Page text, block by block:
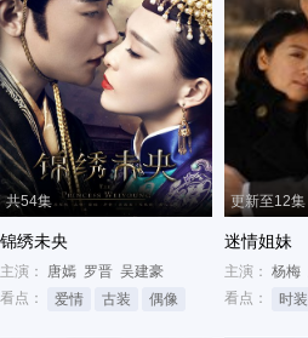
共54集
锦绣未央
主演： 唐嫣 罗晋 吴建豪
看点：
爱情 古装 偶像
更新至12集
迷情姐妹
主演： 杨梅
看点：
时装